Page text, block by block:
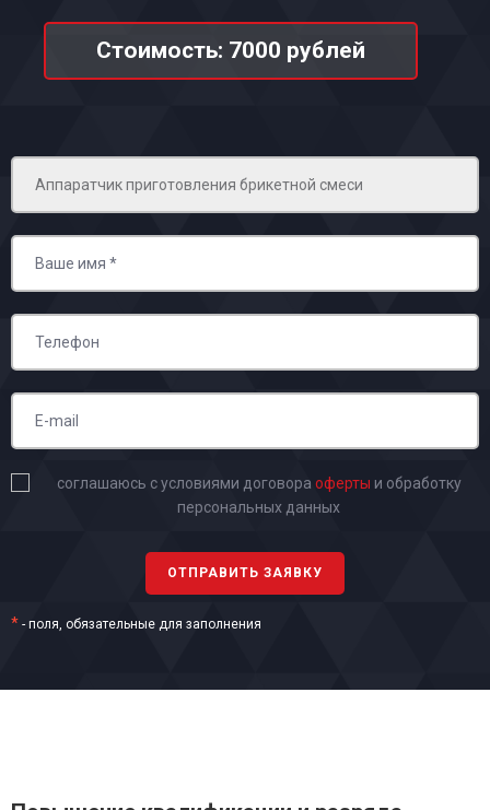
Стоимость: 7000 рублей
соглашаюсь с условиями договора оферты и обработку
персональных данных
* - поля, обязательные для заполнения